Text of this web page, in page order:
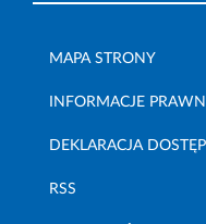
MAPA STRONY
INFORMACJE
DEKLARACJA
RSS